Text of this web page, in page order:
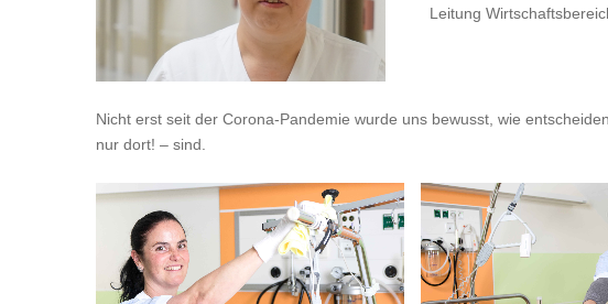
Leitung
Nicht erst seit der Corona-Pandemie wurde uns bewusst, wie
nur dort! – sind.